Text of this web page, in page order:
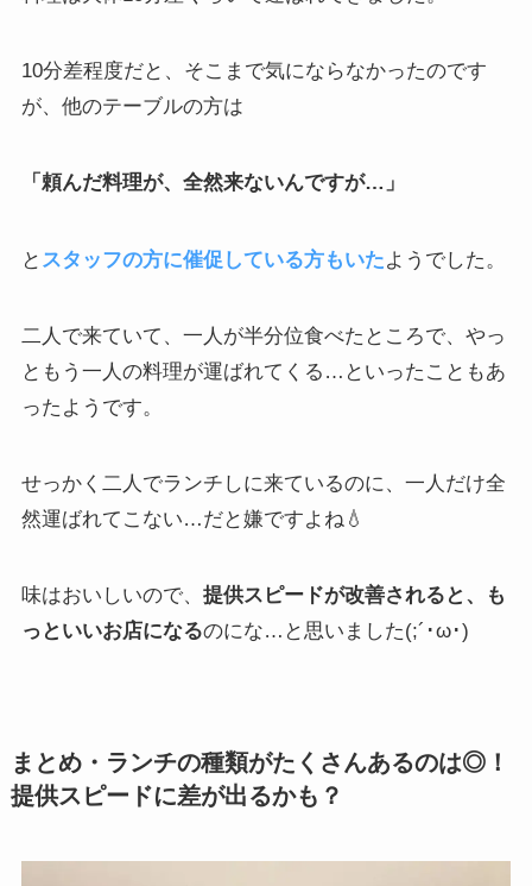
10分差程度だと、そこまで気にならなかったのです
が、他のテーブルの方は
「頼んだ料理が、全然来ないんですが…」
と スタッフの方に催促している方もいたようでした。
二人で来ていて、一人が半分位食べたところで、やっ
ともう一人の料理が運ばれてくる…といったこともあ
ったようです。
せっかく二人でランチしに来ているのに、一人だけ全
然運ばれてこない…だと嫌ですよね💧
味はおいしいので、 提供スピードが改善されると、も
っといいお店になるのにな…と思いました(;´･ω･)
まとめ・ランチの種類がたくさんあるのは◎！
提供スピードに差が出るかも？